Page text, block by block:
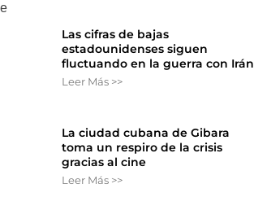
Las cifras de bajas
estadounidenses siguen
fluctuando en la guerra con Irán
Leer Más >>
La ciudad cubana de Gibara
toma un respiro de la crisis
gracias al cine
Leer Más >>